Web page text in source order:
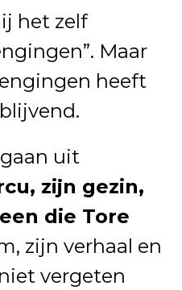
het zelf
Maar
heeft
uit
zijn gezin,
die Tore
zijn verhaal en
vergeten